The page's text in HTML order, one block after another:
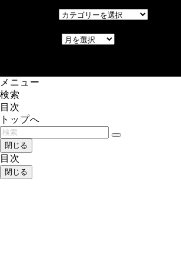
メニュー
検索
目次
トップへ
閉じる
目次
閉じる